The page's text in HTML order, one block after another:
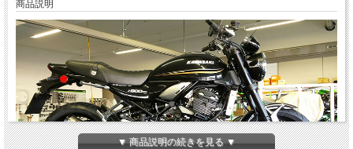
商品説明
▼ 商品説明の続きを見る ▼